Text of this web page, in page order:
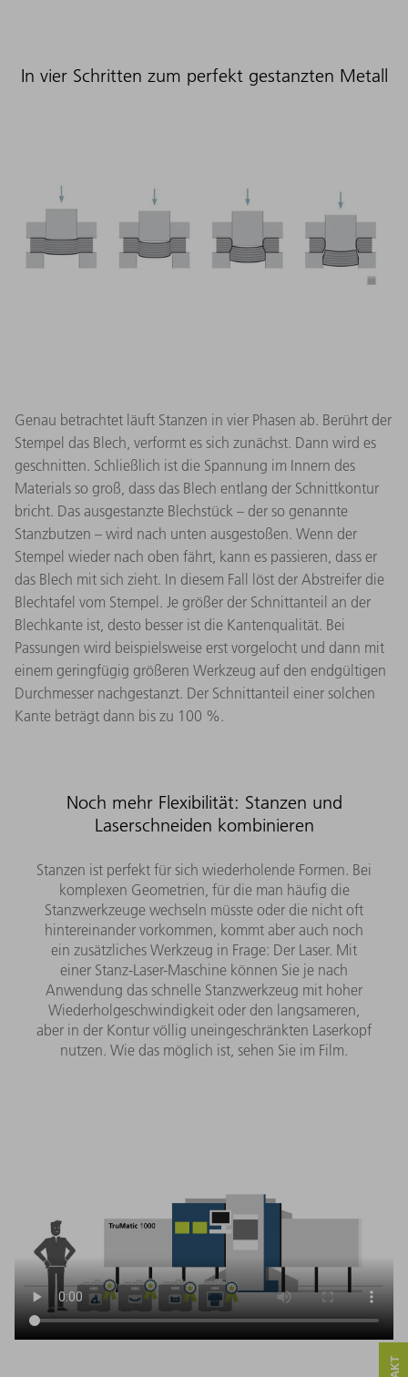
In vier Schritten zum perfekt gestanzten Metall
Genau betrachtet läuft Stanzen in vier Phasen ab. Berührt der
Stempel das Blech, verformt es sich zunächst. Dann wird es
geschnitten. Schließlich ist die Spannung im Innern des
Materials so groß, dass das Blech entlang der Schnittkontur
bricht. Das ausgestanzte Blechstück – der so genannte
Stanzbutzen – wird nach unten ausgestoßen. Wenn der
Stempel wieder nach oben fährt, kann es passieren, dass er
das Blech mit sich zieht. In diesem Fall löst der Abstreifer die
Blechtafel vom Stempel. Je größer der Schnittanteil an der
Blechkante ist, desto besser ist die Kantenqualität. Bei
Passungen wird beispielsweise erst vorgelocht und dann mit
einem geringfügig größeren Werkzeug auf den endgültigen
Durchmesser nachgestanzt. Der Schnittanteil einer solchen
Kante beträgt dann bis zu 100 %.
Noch mehr Flexibilität: Stanzen und
Laserschneiden kombinieren
Stanzen ist perfekt für sich wiederholende Formen. Bei
komplexen Geometrien, für die man häufig die
Stanzwerkzeuge wechseln müsste oder die nicht oft
hintereinander vorkommen, kommt aber auch noch
ein zusätzliches Werkzeug in Frage: Der Laser. Mit
einer Stanz-Laser-Maschine können Sie je nach
Anwendung das schnelle Stanzwerkzeug mit hoher
Wiederholgeschwindigkeit oder den langsameren,
aber in der Kontur völlig uneingeschränkten Laserkopf
nutzen. Wie das möglich ist, sehen Sie im Film.